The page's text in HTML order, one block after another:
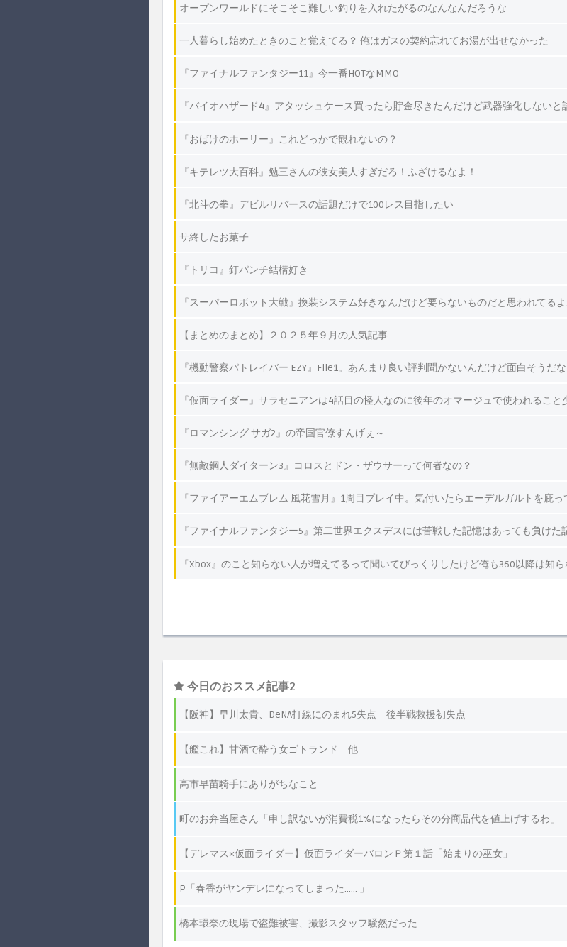
オープンワールドにそこそこ難しい釣りを入れたがるのなんなんだろうな…
一人暮らし始めたときのこと覚えてる？ 俺はガスの契約忘れてお湯が出せなかった
『ファイナルファンタジー11』今一番HOTなMMO
『バイオハザード4』アタッシュケース買ったら貯金尽きたんだけど武器強化しないと
『おばけのホーリー』これどっかで観れないの？
『キテレツ大百科』勉三さんの彼女美人すぎだろ！ふざけるなよ！
『北斗の拳』デビルリバースの話題だけで100レス目指したい
サ終したお菓子
『トリコ』釘パンチ結構好き
『スーパーロボット大戦』換装システム好きなんだけど要らないものだと思われてるよ
【まとめのまとめ】２０２５年９月の人気記事
『機動警察パトレイバー EZY』File1。あんまり良い評判聞かないんだけど面白そうだな
『仮面ライダー』サラセニアンは4話目の怪人なのに後年のオマージュで使われること
『ロマンシング サガ2』の帝国官僚すんげぇ～
『無敵鋼人ダイターン3』コロスとドン・ザウサーって何者なの？
『ファイアーエムブレム 風花雪月』1周目プレイ中。気付いたらエーデルガルトを庇っ
『ファイナルファンタジー5』第二世界エクスデスには苦戦した記憶はあっても負けた
『Xbox』のこと知らない人が増えてるって聞いてびっくりしたけど俺も360以降は知